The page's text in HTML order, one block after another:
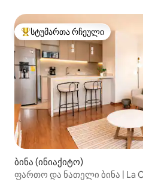
სტუმართა რჩეული მოწინავე
სტუმართა რჩეული
ბინა (ინიაქიტო)
ფართო და ნათელი ბინა | La